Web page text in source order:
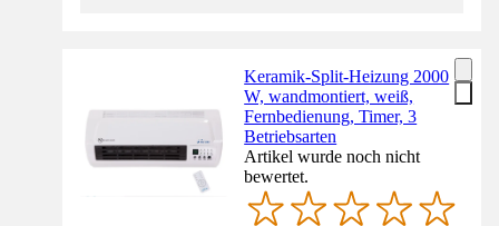
Keramik-Split-Heizung 2000
W, wandmontiert, weiß,
Fernbedienung, Timer, 3
Betriebsarten
Artikel wurde noch nicht
bewertet.